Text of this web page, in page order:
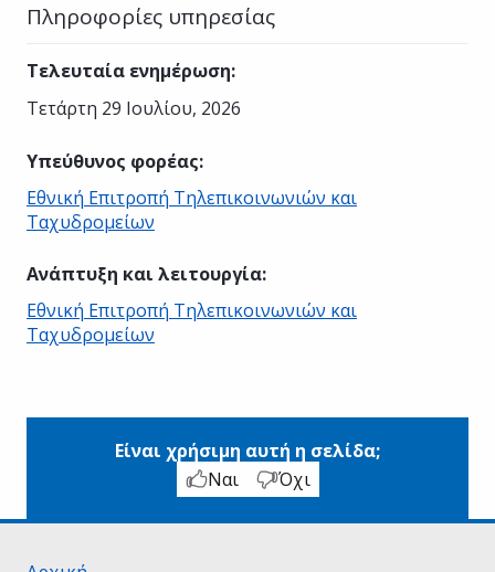
Πληροφορίες υπηρεσίας
Τελευταία ενημέρωση:
Τετάρτη 29 Ιουλίου, 2026
Υπεύθυνος φορέας:
Εθνική Επιτροπή Τηλεπικοινωνιών και
Ταχυδρομείων
Ανάπτυξη και λειτουργία:
Εθνική Επιτροπή Τηλεπικοινωνιών και
Ταχυδρομείων
Είναι χρήσιμη αυτή η σελίδα;
Ναι
Όχι